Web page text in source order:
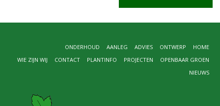
HOME
ONTWERP
ADVIES
AANLEG
ONDERHOUD
OPENBAAR GROEN
PROJECTEN
PLANTINFO
CONTACT
WIE ZIJN WIJ
NIEUWS